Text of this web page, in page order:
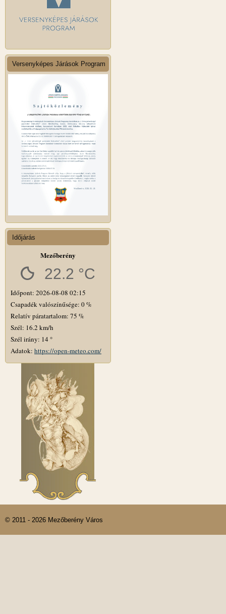
Versenyképes Járások Program
Időjárás
Mezőberény
22.2 °C
Időpont: 2026-08-08 02:15
Csapadék valószínűsége: 0 %
Relatív páratartalom: 75 %
Szél: 16.2 km/h
Szél irány: 14 °
Adatok: https://open-meteo.com/
© 2011 - 2026 Mezőberény Város